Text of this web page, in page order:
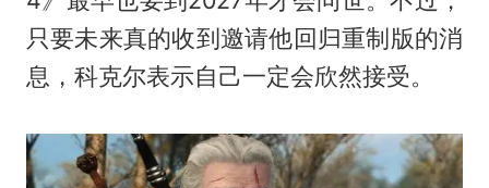
只要未来真的收到邀请他回归重制版的消
息，科克尔表示自己一定会欣然接受。